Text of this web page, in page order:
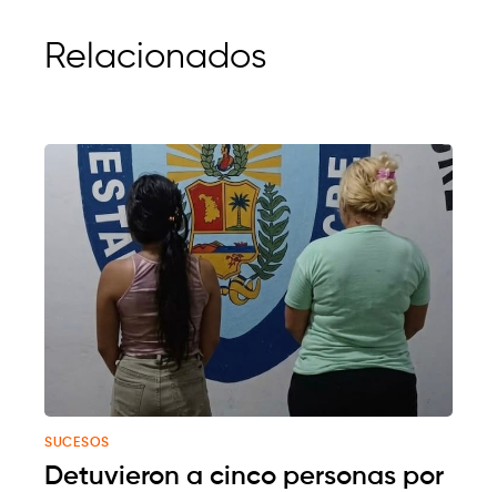
Relacionados
SUCESOS
Detuvieron a cinco personas por